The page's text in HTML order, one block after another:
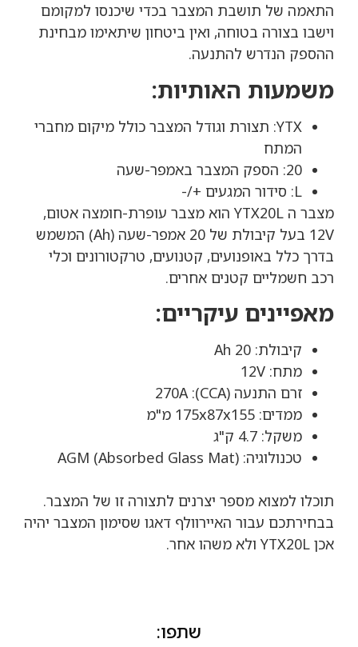
התאמה של תושבת המצבר בכדי שיכנסו למקומם
וישבו בצורה בטוחה, ואין ביטחון שיתאימו מבחינת
ההספק הנדרש להתנעה.
משמעות האותיות:
YTX: תצורת וגודל המצבר כולל מיקום מחברי
המתח
20: הספק המצבר באמפר-שעה
L: סידור המגעים +/-
מצבר ה YTX20L הוא מצבר עופרת-חומצה אטום,
12V בעל קיבולת של 20 אמפר-שעה (Ah) המשמש
בדרך כלל באופנועים, קטנועים, טרקטורונים וכלי
רכב חשמליים קטנים אחרים.
מאפיינים עיקריים:
קיבולת: 20 Ah
מתח: 12V
זרם התנעה (CCA): 270A
ממדים: 175x87x155 מ"מ
משקל: 4.7 ק"ג
טכנולוגיה: AGM (Absorbed Glass Mat)
תוכלו למצוא מספר יצרנים לתצורה זו של המצבר.
בבחירתכם עבור האיירוולף דאגו שסימון המצבר יהיה
אכן YTX20L ולא משהו אחר.
שתפו: